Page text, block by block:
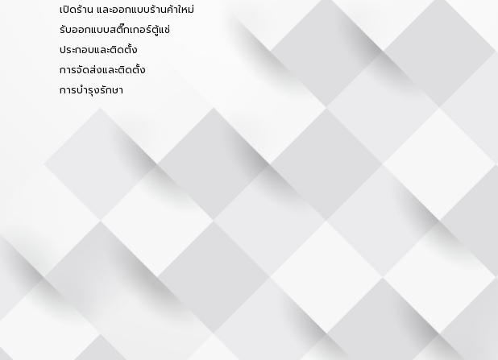
เปิดร้าน และออกแบบร้านค้าใหม่
รับออกแบบสติ๊กเกอร์ตู้แช่
ประกอบและติดตั้ง
การจัดส่งและติดตั้ง
การบำรุงรักษา